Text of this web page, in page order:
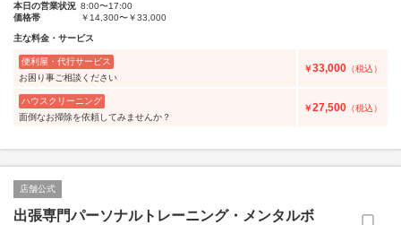
本日の営業状況 8:00〜17:00
価格帯
￥14,300〜￥33,000
主な料金・サービス
便利屋・代行サービス
お困り事ご相談ください
￥33,000 （税込）
ハウスクリーニング
面倒なお掃除を依頼してみませんか？
￥27,500 （税込）
店舗公式
出張専門パーソナルトレーニング・メンタルボ